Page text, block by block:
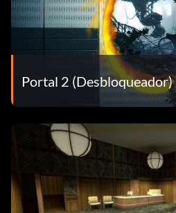
Portal 2 (Desbloqueador)